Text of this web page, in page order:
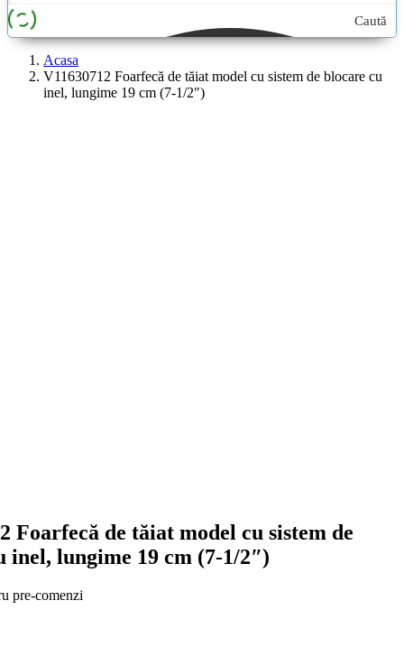
Caută
Acasa
V11630712 Foarfecă de tăiat model cu sistem de blocare cu
inel, lungime 19 cm (7-1/2″)
Foarfecă de tăiat model cu sistem de
inel, lungime 19 cm (7-1/2″)
pre-comenzi